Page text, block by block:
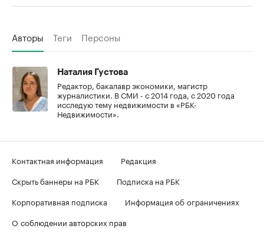
Авторы Теги Персоны
Наталия Густова
Редактор, бакалавр экономики, магистр
журналистики. В СМИ - с 2014 года, с 2020 года
исследую тему недвижимости в «РБК-
Недвижимости».
Контактная информация
Редакция
Скрыть баннеры на РБК
Подписка на РБК
Корпоративная подписка
Информация об ограничениях
О соблюдении авторских прав